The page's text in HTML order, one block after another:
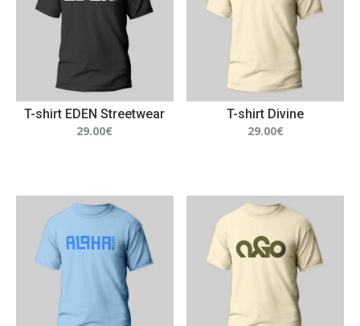
T-shirt EDEN Streetwear
29.00€
T-shirt Divine
29.00€